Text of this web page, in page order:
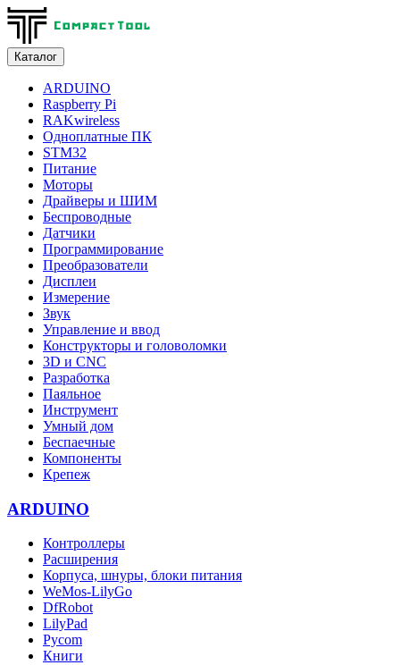
Каталог
ARDUINO
Raspberry Pi
RAKwireless
Одноплатные ПК
STM32
Питание
Моторы
Драйверы и ШИМ
Беспроводные
Датчики
Программирование
Преобразователи
Дисплеи
Измерение
Звук
Управление и ввод
Конструкторы и головоломки
3D и CNC
Разработка
Паяльное
Инструмент
Умный дом
Беспаечные
Компоненты
Крепеж
ARDUINO
Контроллеры
Расширения
Корпуса, шнуры, блоки питания
WeMos-LilyGo
DfRobot
LilyPad
Pycom
Книги